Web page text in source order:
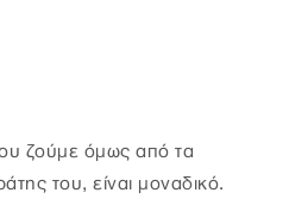
ζούμε όμως από τα
του, είναι μοναδικό.